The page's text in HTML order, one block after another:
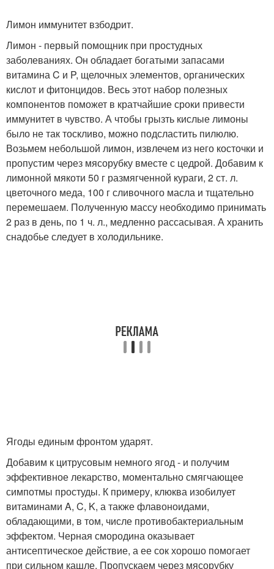
Лимон иммунитет взбодрит.
Лимон - первый помощник при простудных
заболеваниях. Он обладает богатыми запасами
витамина C и P, щелочных элементов, органических
кислот и фитонцидов. Весь этот набор полезных
компонентов поможет в кратчайшие сроки привести
иммунитет в чувство. А чтобы грызть кислые лимоны
было не так тоскливо, можно подсластить пилюлю.
Возьмем небольшой лимон, извлечем из него косточки и
пропустим через мясорубку вместе с цедрой. Добавим к
лимонной мякоти 50 г размягченной кураги, 2 ст. л.
цветочного меда, 100 г сливочного масла и тщательно
перемешаем. Полученную массу необходимо принимать
2 раз в день, по 1 ч. л., медленно рассасывая. А хранить
снадобье следует в холодильнике.
Ягоды единым фронтом ударят.
Добавим к цитрусовым немного ягод - и получим
эффективное лекарство, моментально смягчающее
симпотмы простуды. К примеру, клюква изобилует
витаминами A, C, K, а также флавоноидами,
обладающими, в том, числе противобактериальным
эффектом. Черная смородина оказывает
антисептическое действие, а ее сок хорошо помогает
при сильном кашле. Пропускаем через мясорубку